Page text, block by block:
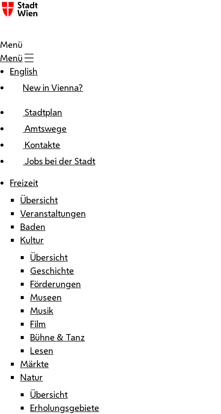
Zum Inhalt
Menü
Menü
English
New in Vienna?
Stadtplan
Amtswege
Kontakte
Jobs bei der Stadt
Freizeit
Übersicht
Veranstaltungen
Baden
Kultur
Übersicht
Geschichte
Förderungen
Museen
Musik
Film
Bühne & Tanz
Lesen
Märkte
Natur
Übersicht
Erholungsgebiete